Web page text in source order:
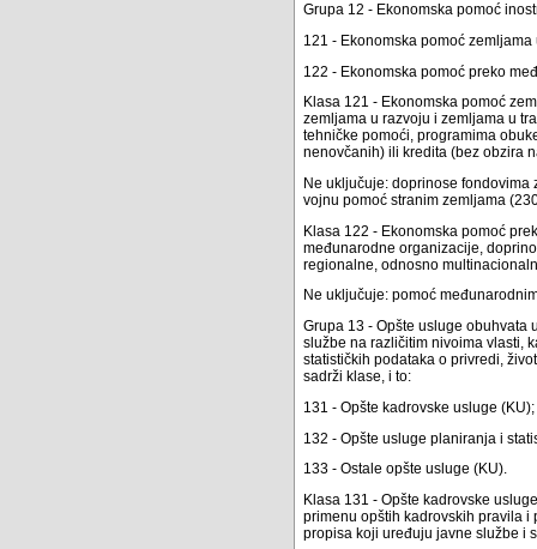
Grupa 12 - Ekonomska pomoć
121 - Ekonomska pomoć
122 - Ekonomska pomoć preko
Klasa 121 - Ekonomska pomoć
zemljama u razvoju i zemljama u
tehničke pomoći, programima
nenovčanih) ili kredita (bez obzira
Ne uključuje: doprinose
vojnu pomoć stranim zemljama
Klasa 122 - Ekonomska pomoć
međunarodne organizacije,
regionalne, odnosno
Ne uključuje: pomoć
Grupa 13 - Opšte usluge obuhvata
službe na različitim nivoima vlasti,
statističkih podataka o privredi,
sadrži klase, i to:
131 - Opšte kadrovske usluge (KU);
132 - Opšte usluge planiranja i
133 - Ostale opšte usluge (KU).
Klasa 131 - Opšte kadrovske
primenu opštih kadrovskih pravila
propisa koji uređuju javne službe i